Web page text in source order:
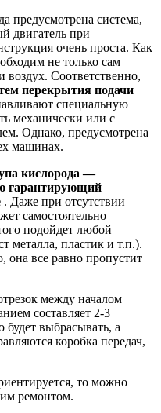
предусмотрена система,
двигатель при
очень проста. Как
не только сам
Соответственно,
перекрытия подачи
специальную
механически или с
Однако, предусмотрена
машинах.
кислорода —
гарантирующий
. Даже при отсутствии
самостоятельно
подойдет любой
металла, пластик и т.п.).
она все равно пропустит
между началом
составляет 2-3
выбрасывать, а
коробка передач,
то можно
ремонтом.